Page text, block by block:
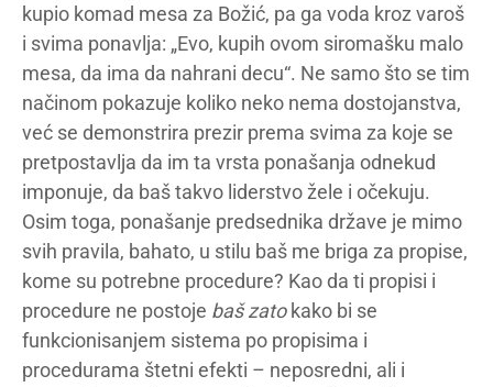
kupio komad mesa za Božić, pa ga voda kroz varoš
i svima ponavlja: „Evo, kupih ovom siromašku malo
mesa, da ima da nahrani decu“. Ne samo što se tim
načinom pokazuje koliko neko nema dostojanstva,
već se demonstrira prezir prema svima za koje se
pretpostavlja da im ta vrsta ponašanja odnekud
imponuje, da baš takvo liderstvo žele i očekuju.
Osim toga, ponašanje predsednika države je mimo
svih pravila, bahato, u stilu baš me briga za propise,
kome su potrebne procedure? Kao da ti propisi i
procedure ne postoje baš zato kako bi se
funkcionisanjem sistema po propisima i
procedurama štetni efekti – neposredni, ali i